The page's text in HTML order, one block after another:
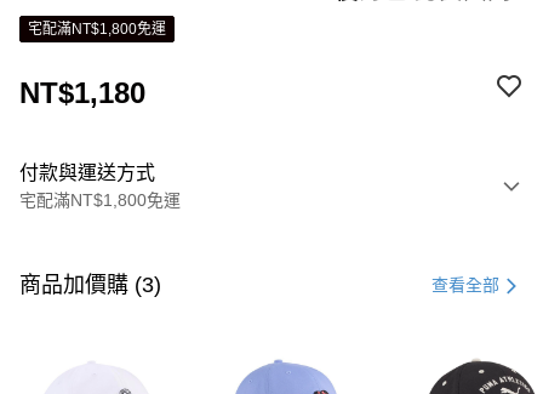
宅配滿NT$1,800免運
NT$1,180
付款與運送方式
宅配滿NT$1,800免運
信用卡一次付款
Apple Pay
商品加價購 (3) 查看全部